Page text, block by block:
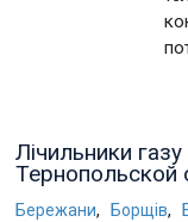
Лічильники
Тернопольской
Бережани, Борщів,